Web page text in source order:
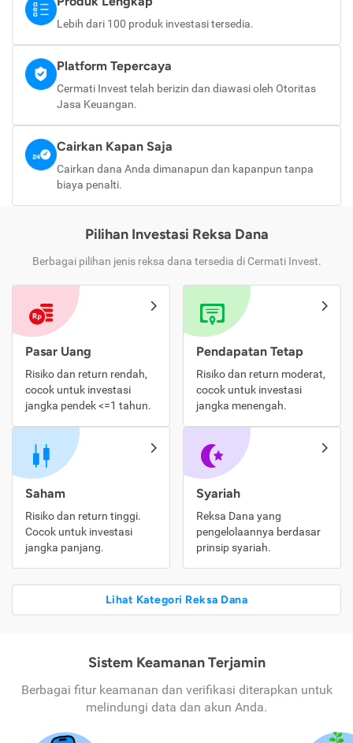
Lebih dari 100 produk investasi tersedia.
Platform Tepercaya
Cermati Invest telah berizin dan diawasi oleh Otoritas
Jasa Keuangan.
Cairkan Kapan Saja
Cairkan dana Anda dimanapun dan kapanpun tanpa
biaya penalti.
Pilihan Investasi Reksa Dana
Berbagai pilihan jenis reksa dana tersedia di Cermati Invest.
Pasar Uang
Risiko dan return rendah,
cocok untuk investasi
jangka pendek <=1 tahun.
Pendapatan Tetap
Risiko dan return moderat,
cocok untuk investasi
jangka menengah.
Saham
Risiko dan return tinggi.
Cocok untuk investasi
jangka panjang.
Syariah
Reksa Dana yang
pengelolaannya berdasar
prinsip syariah.
Lihat Kategori Reksa Dana
Sistem Keamanan Terjamin
Berbagai fitur keamanan dan verifikasi diterapkan untuk
melindungi data dan akun Anda.